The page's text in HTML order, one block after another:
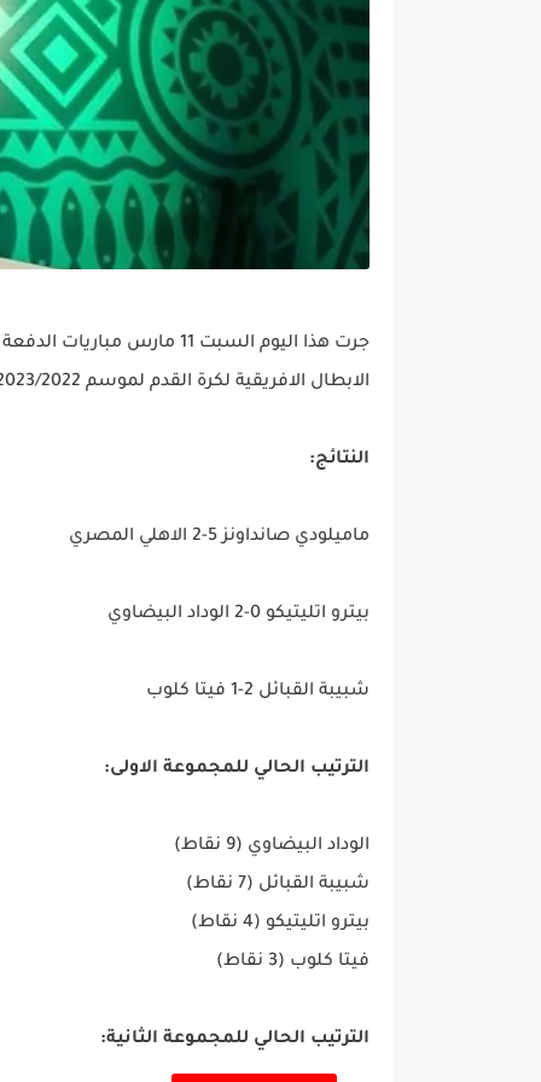
جرت هذا اليوم السبت 11
الابطال الافريقية لكرة القدم لموسم 2023/2022 ، حيث اسفرت عن النتائج والترتيب التالي:
النتائج:
ماميلودي صانداونز 5-2 الاهلي المصري
بيترو اتليتيكو 0-2 الوداد البيضاوي
شبيبة القبائل 2-1 فيتا كلوب
الترتيب الحالي للمجموعة الاولى:
الوداد البيضاوي (9 نقاط)
شبيبة القبائل (7 نقاط)
بيترو اتليتيكو (4 نقاط)
فيتا كلوب (3 نقاط)
الترتيب الحالي للمجموعة الثانية: